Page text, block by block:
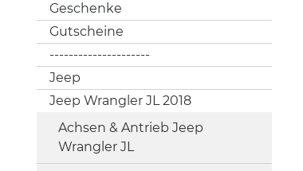
Geschenke
Gutscheine
---------------------
Jeep
Jeep Wrangler JL 2018
Achsen & Antrieb Jeep
Wrangler JL